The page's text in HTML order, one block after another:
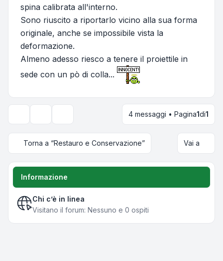
spina calibrata all'interno.
Sono riuscito a riportarlo vicino alla sua forma
originale, anche se impossibile vista la
deformazione.
Almeno adesso riesco a tenere il proiettile in
sede con un pò di colla...
Opzioni di visualizzazione e ordinamento
4 messaggi • Pagina1di1
Torna a “Restauro e Conservazione” Vai a
Informazione
Chi c’è in linea
Visitano il forum: Nessuno e 0 ospiti